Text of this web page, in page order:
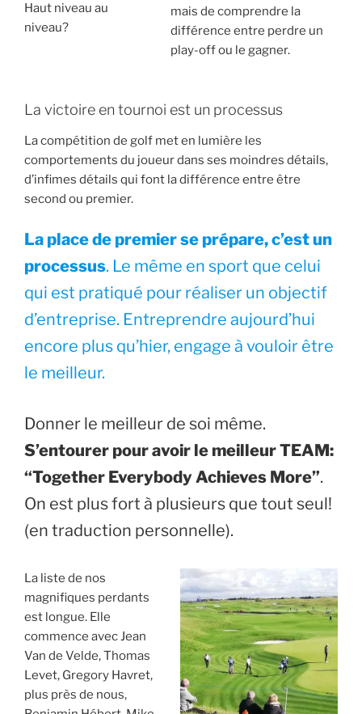
Haut niveau au
niveau?
mais de comprendre la
différence entre perdre un
play-off ou le gagner.
La victoire en tournoi est un processus
La compétition de golf met en lumière les
comportements du joueur dans ses moindres détails,
d’infimes détails qui font la différence entre être
second ou premier.
La place de premier se prépare, c’est un
processus. Le même en sport que celui
qui est pratiqué pour réaliser un objectif
d’entreprise. Entreprendre aujourd’hui
encore plus qu’hier, engage à vouloir être
le meilleur.
Donner le meilleur de soi même.
S’entourer pour avoir le meilleur TEAM:
“Together Everybody Achieves More”.
On est plus fort à plusieurs que tout seul!
(en traduction personnelle).
La liste de nos
magnifiques perdants
est longue. Elle
commence avec Jean
Van de Velde, Thomas
Levet, Gregory Havret,
plus près de nous,